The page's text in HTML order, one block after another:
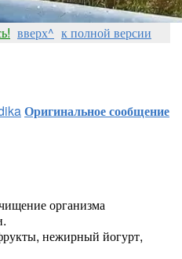
вверх^ к полной версии
Оригинальное сообщение
организма
нежирный йогурт,